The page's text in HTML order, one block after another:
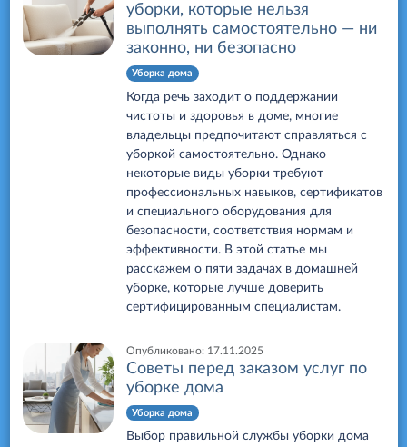
уборки, которые нельзя
выполнять самостоятельно — ни
законно, ни безопасно
Уборка дома
Когда речь заходит о поддержании
чистоты и здоровья в доме, многие
владельцы предпочитают справляться с
уборкой самостоятельно. Однако
некоторые виды уборки требуют
профессиональных навыков, сертификатов
и специального оборудования для
безопасности, соответствия нормам и
эффективности. В этой статье мы
расскажем о пяти задачах в домашней
уборке, которые лучше доверить
сертифицированным специалистам.
Опубликовано: 17.11.2025
Советы перед заказом услуг по
уборке дома
Уборка дома
Выбор правильной службы уборки дома